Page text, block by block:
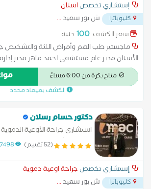
إستشاري تخصصاسنان
كليوباترا ش بور سعيد...
سعر الكشف:100جنيه
ماجستير طب الفم وأمراض اللثة
الأسنان مدير عام مستشفي احمد ماهر مدير
بمستشفيات المؤسسة العلاجيه
متاح بكرة من 6:00 مساءً
الكشف بميعاد محدد
دكتور حسام رسلان
استشاري جراحة الأوعية
توسيع الشراين الطرفية بواسطة
اوعية دموية بالغين و علاج قدم
(52 تقييم) 7498
إستشاري تخصص جراحة اوعية دموية
كليوباترا ش بور سعيد...